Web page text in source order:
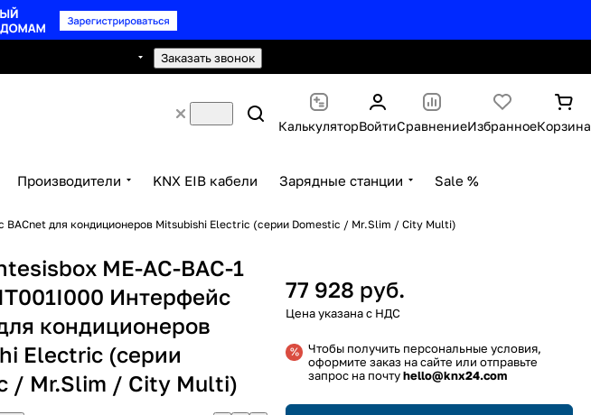
Заказать звонок
КалькуляторВойтиСравнениеИзбранноеКорзина
Производители KNX EIB кабели Зарядные станции Sale %
BACnet для кондиционеров Mitsubishi Electric (серии Domestic / Mr.Slim / City Multi)
ME-AC-BAC-1
Интерфейс
кондиционеров
Electric (серии
/ Mr.Slim / City Multi)
77 928 руб.
Чтобы получить персональные условия,
оформите заказ на сайте или отправьте
запрос на почтуhello@knx24.com